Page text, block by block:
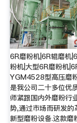
6R磨粉机|6R辊磨机
粉机|大型6R磨粉机
YGM4528型高压磨
是我公司二十多位优
师紧跟国内外磨粉行
势,通过市场而研发的
新型磨粉设备.这款磨